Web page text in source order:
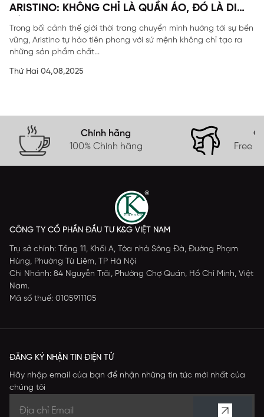
ARISTINO: KHÔNG CHỈ LÀ QUẦN ÁO, ĐÓ LÀ DI
SẢN
Trong bối cảnh thế giới thời trang chuyển mình hướng tới sự bền
vững, Aristino tự hào tiên phong với sứ mệnh không chỉ tạo ra
những sản phẩm chất...
Thứ Hai 04,08,2025
Chính hãng
100% Chính hãng
Free
CÔNG TY CỔ PHẦN ĐẦU TƯ K&G VIỆT NAM
Trụ sở chính: Tầng 11, Khối A, Tòa nhà Sông Đà, Đường Phạm
Hùng, Phường Từ Liêm, TP Hà Nội
Chi Nhánh: 84 Nguyễn Trãi, Phường Chợ Quán, Hồ Chí Minh, Việt
Nam.
Mã số thuế: 0105911105
ĐĂNG KÝ NHẬN TIN ĐIỆN TỬ
Hãy nhập email của bạn để nhận những tin tức mới nhất của
chúng tôi